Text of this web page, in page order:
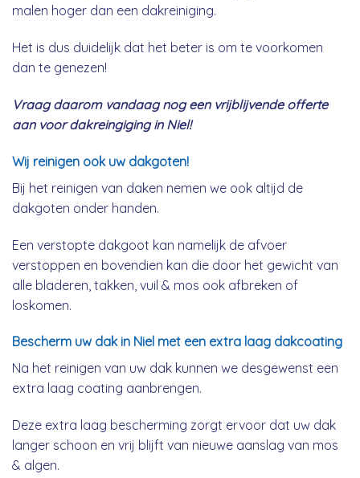
malen hoger dan een dakreiniging.
Het is dus duidelijk dat het beter is om te voorkomen
dan te genezen!
Vraag daarom vandaag nog een vrijblijvende offerte
aan voor dakreingiging in Niel!
Wij reinigen ook uw dakgoten!
Bij het reinigen van daken nemen we ook altijd de
dakgoten onder handen.
Een verstopte dakgoot kan namelijk de afvoer
verstoppen en bovendien kan die door het gewicht van
alle bladeren, takken, vuil & mos ook afbreken of
loskomen.
Bescherm uw dak in Niel met een extra laag dakcoating
Na het reinigen van uw dak kunnen we desgewenst een
extra laag coating aanbrengen.
Deze extra laag bescherming zorgt ervoor dat uw dak
langer schoon en vrij blijft van nieuwe aanslag van mos
& algen.